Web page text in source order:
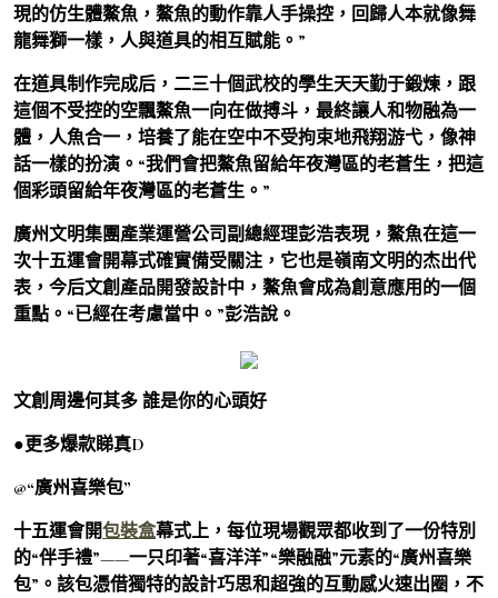
現的仿生體鰲魚，鰲魚的動作靠人手操控，回歸人本就像舞
龍舞獅一樣，人與道具的相互賦能。”
在道具制作完成后，二三十個武校的學生天天勤于鍛煉，跟
這個不受控的空飄鰲魚一向在做搏斗，最終讓人和物融為一
體，人魚合一，培養了能在空中不受拘束地飛翔游弋，像神
話一樣的扮演。“我們會把鰲魚留給年夜灣區的老蒼生，把這
個彩頭留給年夜灣區的老蒼生。”
廣州文明集團產業運營公司副總經理彭浩表現，鰲魚在這一
次十五運會開幕式確實備受關注，它也是嶺南文明的杰出代
表，今后文創產品開發設計中，鰲魚會成為創意應用的一個
重點。“已經在考慮當中。”彭浩說。
文創周邊何其多 誰是你的心頭好
●更多爆款睇真D
@“廣州喜樂包”
十五運會開包裝盒幕式上，每位現場觀眾都收到了一份特別
的“伴手禮”——一只印著“喜洋洋”“樂融融”元素的“廣州喜樂
包”。該包憑借獨特的設計巧思和超強的互動感火速出圈，不